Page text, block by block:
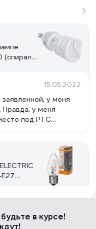
(спираль)
15.05.2022
у меня
у меня
не отключаются
в курсе!